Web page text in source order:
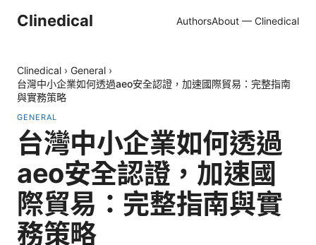
Clinedical AuthorsAbout — Clinedical
Clinedical › General ›
台灣中小企業如何透過aeo安全認證，加速國際貿易：完整指南
與實務策略
GENERAL
台灣中小企業如何透過
aeo安全認證，加速國
際貿易：完整指南與實
務策略